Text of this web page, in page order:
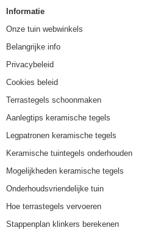
Informatie
Onze tuin webwinkels
Belangrijke info
Privacybeleid
Cookies beleid
Terrastegels schoonmaken
Aanlegtips keramische tegels
Legpatronen keramische tegels
Keramische tuintegels onderhouden
Mogelijkheden keramische tegels
Onderhoudsvriendelijke tuin
Hoe terrastegels vervoeren
Stappenplan klinkers berekenen